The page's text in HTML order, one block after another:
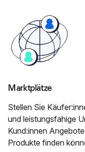
Marktplätze
Stellen Sie
und leistungsfähige
Kund:innen
Produkte finden